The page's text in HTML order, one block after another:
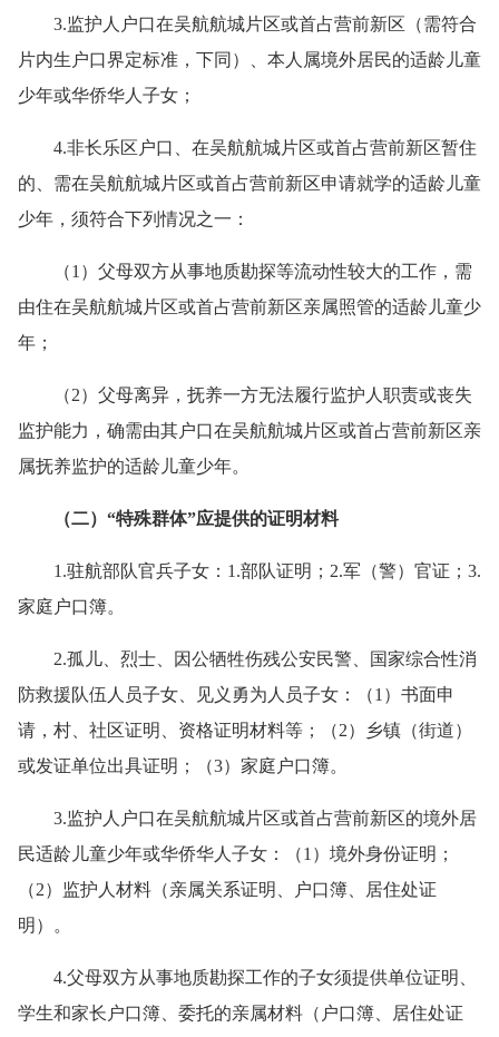
3.监护人户口在吴航航城片区或首占营前新区（需符合
片内生户口界定标准，下同）、本人属境外居民的适龄儿童
少年或华侨华人子女；
4.非长乐区户口、在吴航航城片区或首占营前新区暂住
的、需在吴航航城片区或首占营前新区申请就学的适龄儿童
少年，须符合下列情况之一：
（1）父母双方从事地质勘探等流动性较大的工作，需
由住在吴航航城片区或首占营前新区亲属照管的适龄儿童少
年；
（2）父母离异，抚养一方无法履行监护人职责或丧失
监护能力，确需由其户口在吴航航城片区或首占营前新区亲
属抚养监护的适龄儿童少年。
（二）“特殊群体”应提供的证明材料
1.驻航部队官兵子女：1.部队证明；2.军（警）官证；3.
家庭户口簿。
2.孤儿、烈士、因公牺牲伤残公安民警、国家综合性消
防救援队伍人员子女、见义勇为人员子女：（1）书面申
请，村、社区证明、资格证明材料等；（2）乡镇（街道）
或发证单位出具证明；（3）家庭户口簿。
3.监护人户口在吴航航城片区或首占营前新区的境外居
民适龄儿童少年或华侨华人子女：（1）境外身份证明；
（2）监护人材料（亲属关系证明、户口簿、居住处证
明）。
4.父母双方从事地质勘探工作的子女须提供单位证明、
学生和家长户口簿、委托的亲属材料（户口簿、居住处证